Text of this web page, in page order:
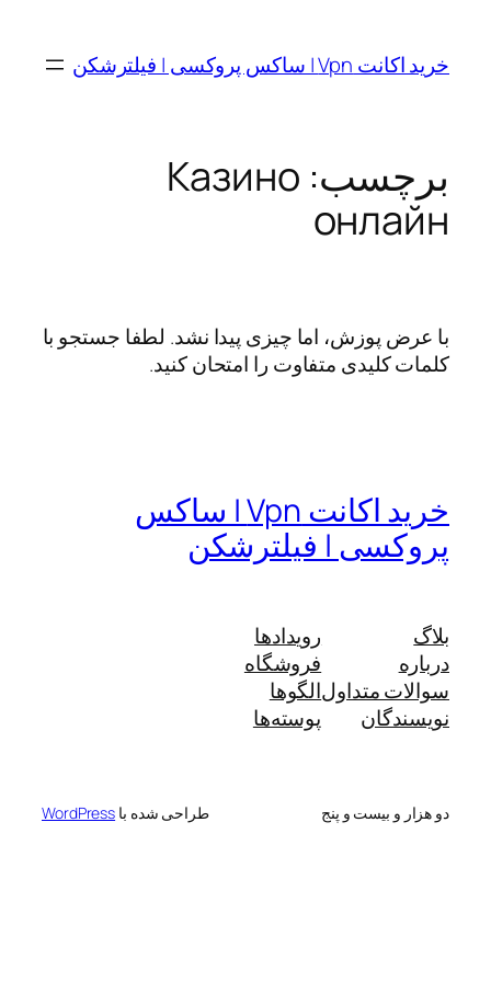
محتواخرید اکانت Vpn | ساکس پروکسی | فیلترشکن
برچسب: Казино
онлайн
با عرض پوزش، اما چیزی پیدا نشد. لطفا جستجو با
کلمات کلیدی متفاوت را امتحان کنید.
خرید اکانت Vpn | ساکس
پروکسی | فیلترشکن
بلاگ
درباره
سوالات متداول
نویسندگان
رویدادها
فروشگاه
الگوها
پوسته‌ها
دو هزار و بیست و پنج طراحی شده با WordPress